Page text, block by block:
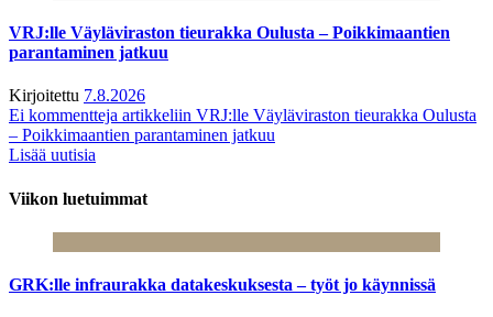
VRJ:lle Väyläviraston tieurakka Oulusta – Poikkimaantien
parantaminen jatkuu
Kirjoitettu 7.8.2026
Ei kommentteja artikkeliin VRJ:lle Väyläviraston tieurakka Oulusta
– Poikkimaantien parantaminen jatkuu
Lisää uutisia
Viikon luetuimmat
GRK:lle infraurakka datakeskuksesta – työt jo käynnissä